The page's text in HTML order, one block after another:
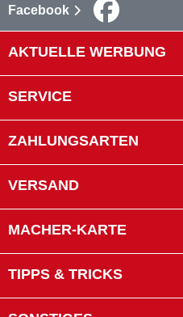
Facebook
AKTUELLE WERBUNG
SERVICE
ZAHLUNGSARTEN
VERSAND
MACHER-KARTE
TIPPS & TRICKS